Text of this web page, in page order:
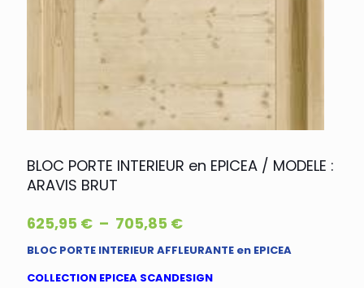
BLOC PORTE INTERIEUR en EPICEA / MODELE :
ARAVIS BRUT
625,95 € – 705,85 €Plage
prix :
625,95 €
BLOC PORTE INTERIEUR AFFLEURANTE en EPICEA
COLLECTION EPICEA SCANDESIGN